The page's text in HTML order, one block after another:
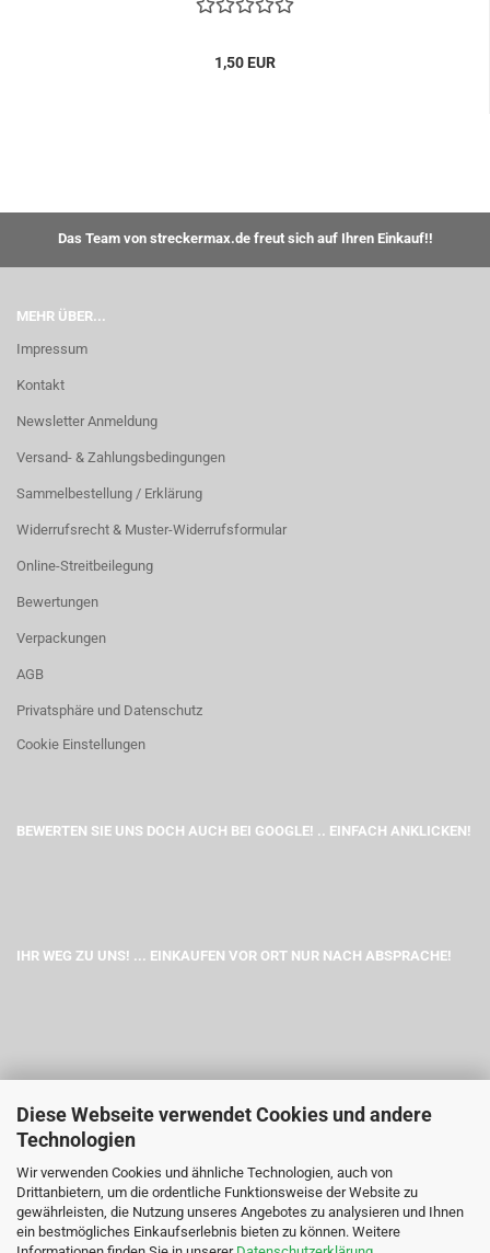
Diese Webseite verwendet Cookies und andere
Technologien
Wir verwenden Cookies und ähnliche Technologien, auch von
Drittanbietern, um die ordentliche Funktionsweise der Website zu
gewährleisten, die Nutzung unseres Angebotes zu analysieren und Ihnen
ein bestmögliches Einkaufserlebnis bieten zu können. Weitere
1,50 EUR
Das Team von streckermax.de freut sich auf Ihren Einkauf!!
MEHR ÜBER...
Impressum
Kontakt
Newsletter Anmeldung
Versand- & Zahlungsbedingungen
Sammelbestellung / Erklärung
Widerrufsrecht & Muster-Widerrufsformular
Online-Streitbeilegung
Bewertungen
Verpackungen
AGB
Privatsphäre und Datenschutz
Cookie Einstellungen
BEWERTEN SIE UNS DOCH AUCH BEI GOOGLE! .. EINFACH ANKLICKEN!
IHR WEG ZU UNS! ... EINKAUFEN VOR ORT NUR NACH ABSPRACHE!